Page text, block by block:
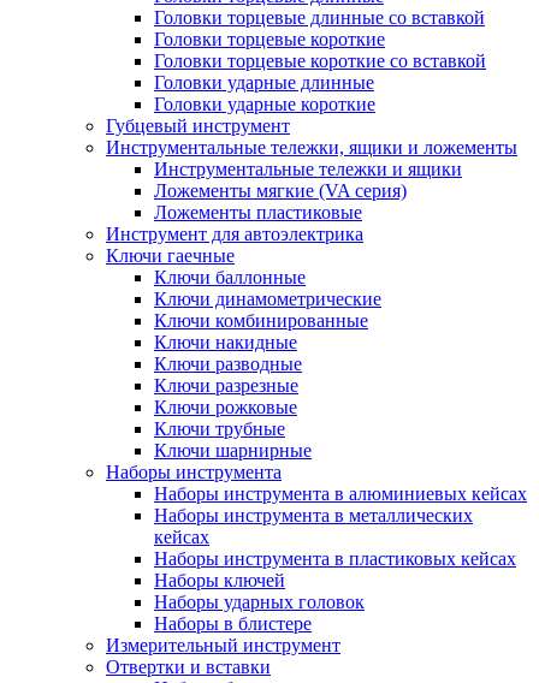
Головки торцевые длинные со вставкой
Головки торцевые короткие
Головки торцевые короткие со вставкой
Головки ударные длинные
Головки ударные короткие
Губцевый инструмент
Инструментальные тележки, ящики и ложементы
Инструментальные тележки и ящики
Ложементы мягкие (VA серия)
Ложементы пластиковые
Инструмент для автоэлектрика
Ключи гаечные
Ключи баллонные
Ключи динамометрические
Ключи комбинированные
Ключи накидные
Ключи разводные
Ключи разрезные
Ключи рожковые
Ключи трубные
Ключи шарнирные
Наборы инструмента
Наборы инструмента в алюминиевых кейсах
Наборы инструмента в металлических
кейсах
Наборы инструмента в пластиковых кейсах
Наборы ключей
Наборы ударных головок
Наборы в блистере
Измерительный инструмент
Отвертки и вставки